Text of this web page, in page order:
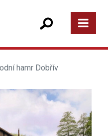
hamr Dobřív